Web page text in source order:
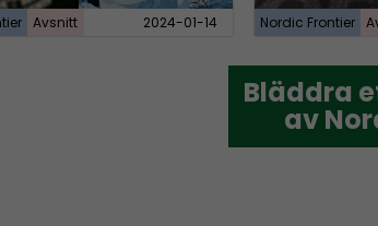
Avsnitt 2024-01-14 Nordic Frontier
Bläddra
av
Bläddra
av